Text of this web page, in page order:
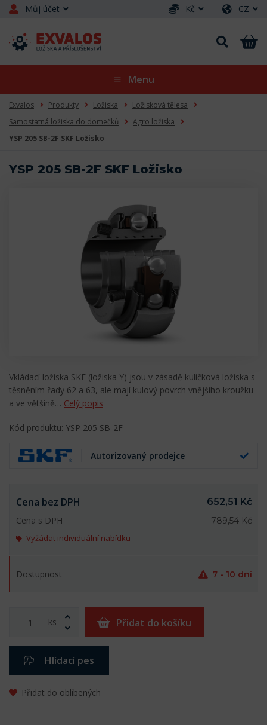
Můj účet Kč CZ
Menu
Exvalos Produkty Ložiska
Ložisková tělesa
Samostatná ložiska do domečků
Agro ložiska
YSP 205 SB-2F SKF Ložisko
YSP 205 SB-2F SKF Ložisko
Vkládací ložiska SKF (ložiska Y) jsou v zásadě kuličková ložiska s
těsněním řady 62 a 63, ale mají kulový povrch vnějšího kroužku
a ve většině… Celý popis
Kód produktu: YSP 205 SB-2F
Autorizovaný prodejce
Cena bez DPH
652,51 Kč
Cena s DPH
789,54 Kč
Vyžádat individuální nabídku
Dostupnost 7 - 10 dní
ks Přidat do košíku
Hlídací pes
Přidat do oblíbených